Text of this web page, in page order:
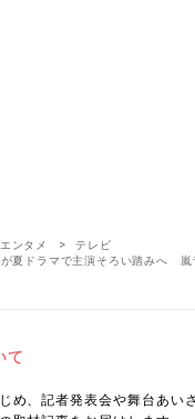
エンタメ
テレビ
夏ドラマで主演そろい踏みへ 嵐
て
め、記者発表会や舞台あい